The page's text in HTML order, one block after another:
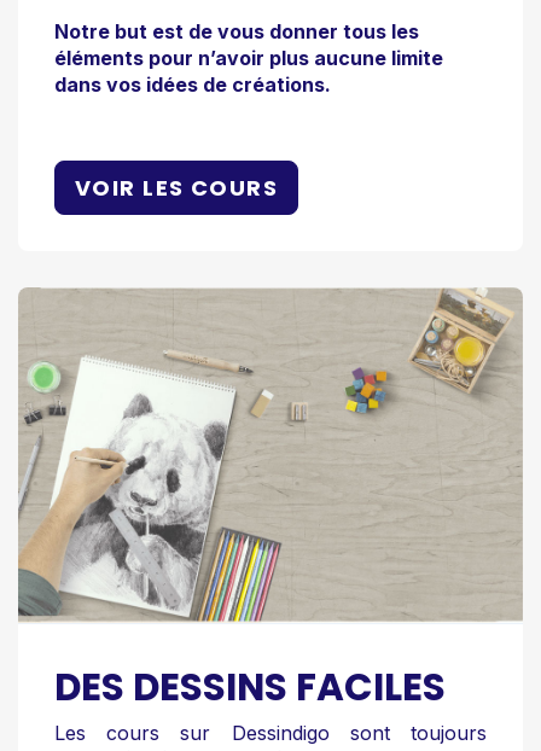
Notre but est de vous donner tous les
éléments pour n’avoir plus aucune limite
dans vos idées de créations.
VOIR LES COURS
DES DESSINS FACILES
Les cours sur Dessindigo sont toujours